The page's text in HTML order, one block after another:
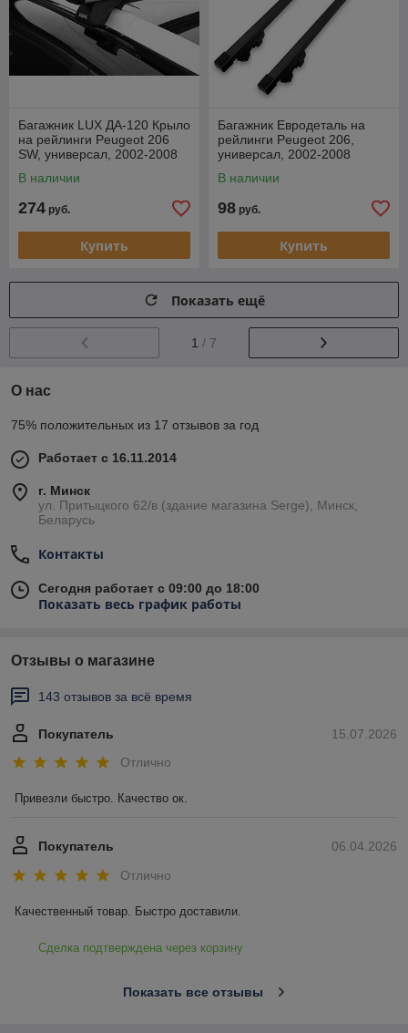
Багажник LUX ДА-120 Крыло
на рейлинги Peugeot 206
SW, универсал, 2002-2008
В наличии
274 руб.
Купить
Багажник Евродеталь на
рейлинги Peugeot 206,
универсал, 2002-2008
В наличии
98 руб.
Купить
Показать ещё
1 / 7
О нас
75% положительных из 17 отзывов за год
Работает с 16.11.2014
г. Минск
ул. Притыцкого 62/в (здание магазина Serge), Минск,
Беларусь
Контакты
Сегодня работает с 09:00 до 18:00
Показать весь график работы
Отзывы о магазине
143 отзывов за всё время
15.07.2026
Покупатель
Отлично
Привезли быстро. Качество ок.
06.04.2026
Покупатель
Отлично
Качественный товар. Быстро доставили.
Сделка подтверждена через корзину
Показать все отзывы